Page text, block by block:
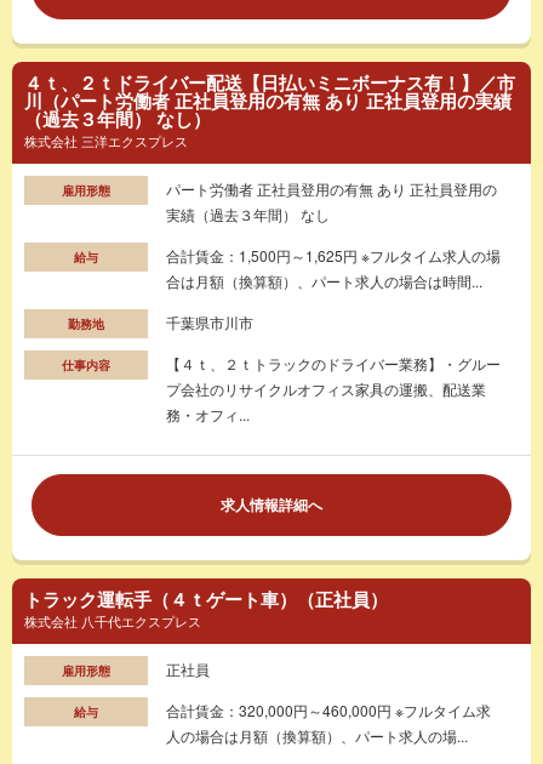
４ｔ、２ｔドライバー配送【日払いミニボーナス有！】／市
川（パート労働者 正社員登用の有無 あり 正社員登用の実績
（過去３年間） なし）
株式会社 三洋エクスプレス
雇用形態
パート労働者 正社員登用の有無 あり 正社員登用の
実績（過去３年間） なし
給与
合計賃金：1,500円～1,625円 ※フルタイム求人の場
合は月額（換算額）、パート求人の場合は時間...
勤務地 千葉県市川市
仕事内容
【４ｔ、２ｔトラックのドライバー業務】・グルー
プ会社のリサイクルオフィス家具の運搬、配送業
務・オフィ...
求人情報詳細へ
トラック運転手（４ｔゲート車）（正社員）
株式会社 八千代エクスプレス
雇用形態 正社員
給与
合計賃金：320,000円～460,000円 ※フルタイム求
人の場合は月額（換算額）、パート求人の場...